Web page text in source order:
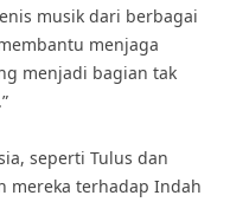
musik dari berbagai
menjaga
menjadi bagian tak
seperti Tulus dan
mereka terhadap Indah